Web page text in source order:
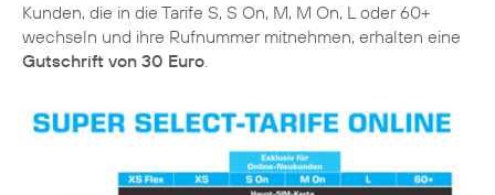
Kunden, die in die Tarife S, S On, M, M On, L oder 60+
wechseln und ihre Rufnummer mitnehmen, erhalten eine
Gutschrift von 30 Euro.